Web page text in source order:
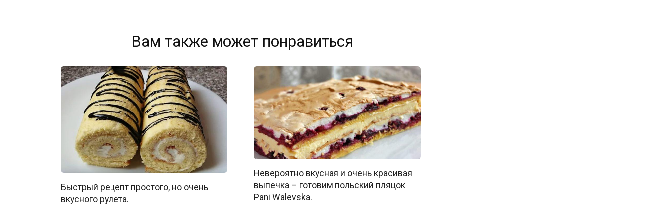
Вам также может понравиться
Быстрый рецепт простого, но очень
вкусного рулета.
Невероятно вкусная и очень красивая
выпечка – готовим польский пляцок
Pani Walevska.